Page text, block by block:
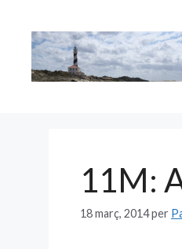
contingut
11M:
18 març, 2014per